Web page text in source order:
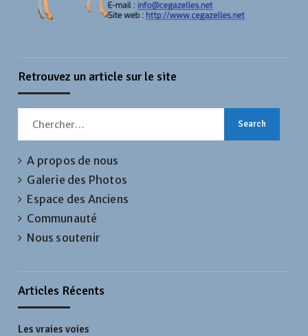
Retrouvez un article sur le site
Search
A propos de nous
Galerie des Photos
Espace des Anciens
Communauté
Nous soutenir
Articles Récents
Les vraies voies